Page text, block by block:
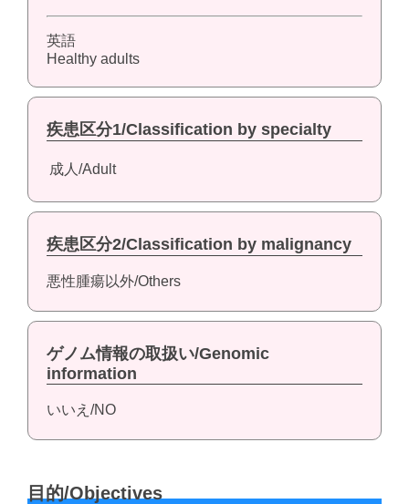
英語
Healthy adults
疾患区分1/Classification by specialty
成人/Adult
疾患区分2/Classification by malignancy
悪性腫瘍以外/Others
ゲノム情報の取扱い/Genomic
information
いいえ/NO
目的/Objectives